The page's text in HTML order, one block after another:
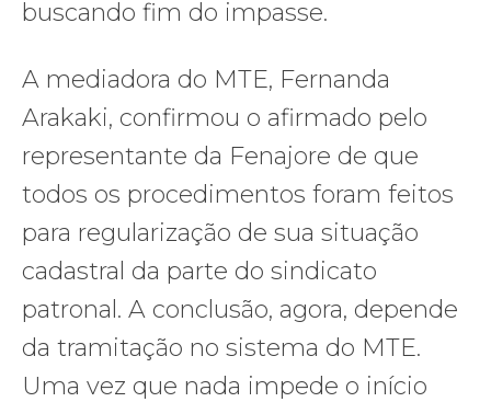
buscando fim do impasse.
A mediadora do MTE, Fernanda
Arakaki, confirmou o afirmado pelo
representante da Fenajore de que
todos os procedimentos foram feitos
para regularização de sua situação
cadastral da parte do sindicato
patronal. A conclusão, agora, depende
da tramitação no sistema do MTE.
Uma vez que nada impede o início